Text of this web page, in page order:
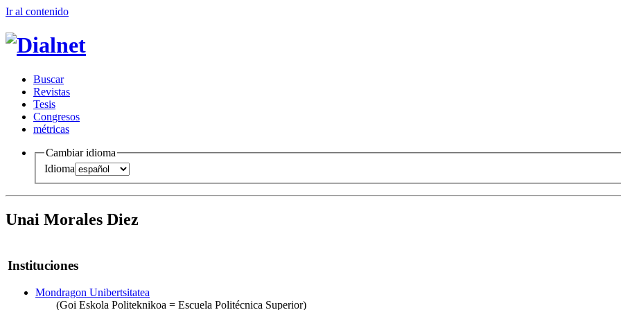
Ir al contenido
Buscar
Revistas
Tesis
Congresos
métricas
Cambiar idioma
Idioma
Unai Morales Diez
Instituciones
Mondragon Unibertsitatea
(Goi Eskola Politeknikoa = Escuela Politécnica Superior)